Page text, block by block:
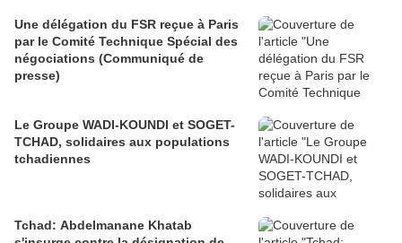
Une délégation du FSR reçue à Paris
par le Comité Technique Spécial des
négociations (Communiqué de
presse)
Le Groupe WADI-KOUNDI et SOGET-
TCHAD, solidaires aux populations
tchadiennes
Tchad: Abdelmanane Khatab